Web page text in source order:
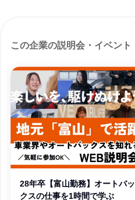
この企業の説明会・イベント
28年卒【富山勤務】オートバッ
クスの仕事を1時間で学ぶ